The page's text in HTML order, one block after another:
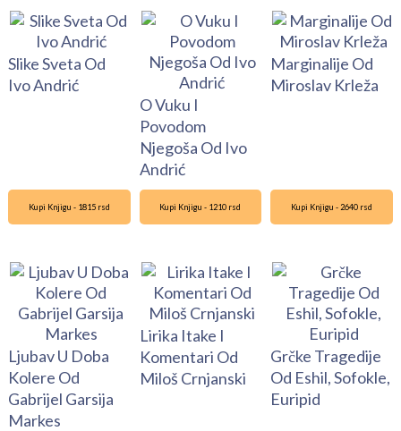
Slike Sveta Od
Ivo Andrić
O Vuku I
Povodom
Njegoša Od Ivo
Andrić
Marginalije Od
Miroslav Krleža
Kupi Knjigu - 1815 rsd
Ljubav U Doba
Kolere Od
Gabrijel Garsija
Markes
Kupi Knjigu - 1210 rsd
Lirika Itake I
Komentari Od
Miloš Crnjanski
Kupi Knjigu - 2640 rsd
Grčke Tragedije
Od Eshil, Sofokle,
Euripid